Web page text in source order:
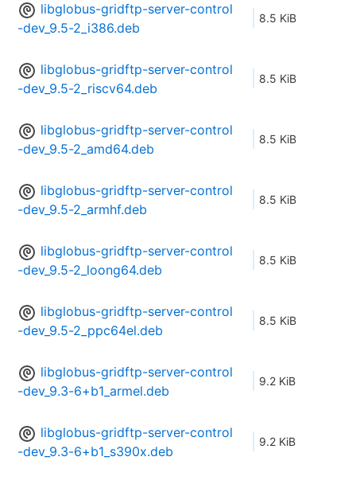
libglobus-gridftp-server-control
-dev_9.5-2_i386.deb
8.5 KiB
libglobus-gridftp-server-control
-dev_9.5-2_riscv64.deb
8.5 KiB
libglobus-gridftp-server-control
-dev_9.5-2_amd64.deb
8.5 KiB
libglobus-gridftp-server-control
-dev_9.5-2_armhf.deb
8.5 KiB
libglobus-gridftp-server-control
-dev_9.5-2_loong64.deb
8.5 KiB
libglobus-gridftp-server-control
-dev_9.5-2_ppc64el.deb
8.5 KiB
libglobus-gridftp-server-control
-dev_9.3-6+b1_armel.deb
9.2 KiB
libglobus-gridftp-server-control
-dev_9.3-6+b1_s390x.deb
9.2 KiB